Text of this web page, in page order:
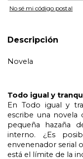
No sé mi código postal
Descripción
Novela
Todo igual y
En Todo igual y
escribe una novela
pequeña hazaña
interno. ¿Es
envenenador serial
está el límite de la